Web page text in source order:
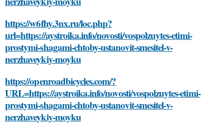
https://w6fhy.3nx.ru/loc.php?
url=https://aystroika.info/novosti/vospolzuytes-etimi-
prostymi-shagami-chtoby-ustanovit-smesitel-v-
nerzhaveykiy-moyku
https://openroadbicycles.com/?
URL=https://aystroika.info/novosti/vospolzuytes-etimi-
prostymi-shagami-chtoby-ustanovit-smesitel-v-
nerzhaveykiy-moyku